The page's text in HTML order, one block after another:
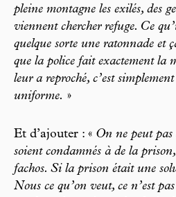
pleine montagne les exilés, des
viennent chercher refuge. Ce
quelque sorte une ratonnade et
que la police fait exactement la
leur a reproché, c’est
uniforme. »
Et d’ajouter : « On ne peut pas
soient condamnés à de la
fachos. Si la prison était une
Nous ce qu’on veut, ce n’est